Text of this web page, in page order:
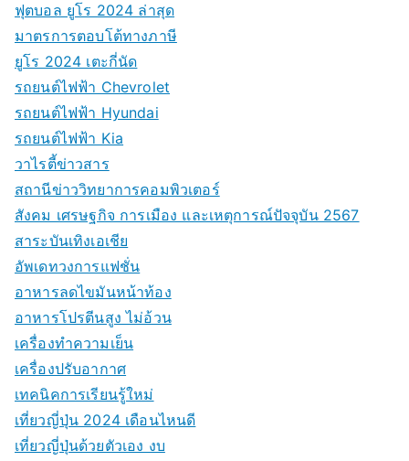
ฟุตบอล ยูโร 2024 ล่าสุด
มาตรการตอบโต้ทางภาษี
ยูโร 2024 เตะกี่นัด
รถยนต์ไฟฟ้า Chevrolet
รถยนต์ไฟฟ้า Hyundai
รถยนต์ไฟฟ้า Kia
วาไรตี้ข่าวสาร
สถานีข่าววิทยาการคอมพิวเตอร์
สังคม เศรษฐกิจ การเมือง และเหตุการณ์ปัจจุบัน 2567
สาระบันเทิงเอเชีย
อัพเดทวงการแฟชั่น
อาหารลดไขมันหน้าท้อง
อาหารโปรตีนสูง ไม่อ้วน
เครื่องทำความเย็น
เครื่องปรับอากาศ
เทคนิคการเรียนรู้ใหม่
เที่ยวญี่ปุ่น 2024 เดือนไหนดี
เที่ยวญี่ปุ่นด้วยตัวเอง งบ